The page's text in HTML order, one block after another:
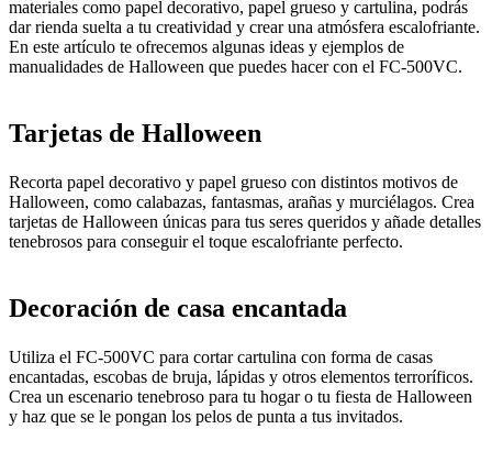
materiales como papel decorativo, papel grueso y cartulina, podrás
dar rienda suelta a tu creatividad y crear una atmósfera escalofriante.
En este artículo te ofrecemos algunas ideas y ejemplos de
manualidades de Halloween que puedes hacer con el FC-500VC.
Tarjetas de Halloween
Recorta papel decorativo y papel grueso con distintos motivos de
Halloween, como calabazas, fantasmas, arañas y murciélagos. Crea
tarjetas de Halloween únicas para tus seres queridos y añade detalles
tenebrosos para conseguir el toque escalofriante perfecto.
Decoración de casa encantada
Utiliza el FC-500VC para cortar cartulina con forma de casas
encantadas, escobas de bruja, lápidas y otros elementos terroríficos.
Crea un escenario tenebroso para tu hogar o tu fiesta de Halloween
y haz que se le pongan los pelos de punta a tus invitados.